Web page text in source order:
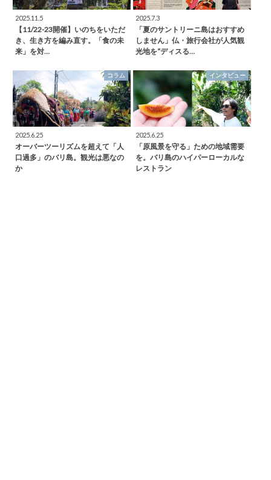
2025.11.5
【11/22-23開催】いのちをいただ
き、生き方を編み直す。「食の未
来」を対…
2025.7.3
「夏のサントリーニ島はおすすめ
しません」仏・旅行会社が人気観
光地を“ディスる…
コラム
2025.6.25
オーバーツーリズムを超えて「人
口過多」のバリ島。観光は悪なの
か
インタビュー
2025.6.25
「原風景を守る」ための地域需要
を。バリ島のハイパーローカルな
レストラン